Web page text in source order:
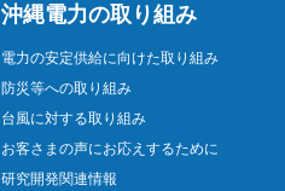
沖縄電力の取り組み
電力の安定供給に向けた取り組み
防災等への取り組み
台風に対する取り組み
お客さまの声にお応えするために
研究開発関連情報